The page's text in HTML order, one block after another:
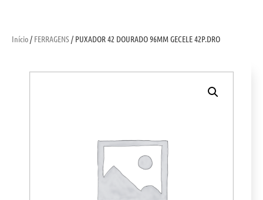
Início/ FERRAGENS/ PUXADOR 42 DOURADO 96MM GECELE 42P.DRO